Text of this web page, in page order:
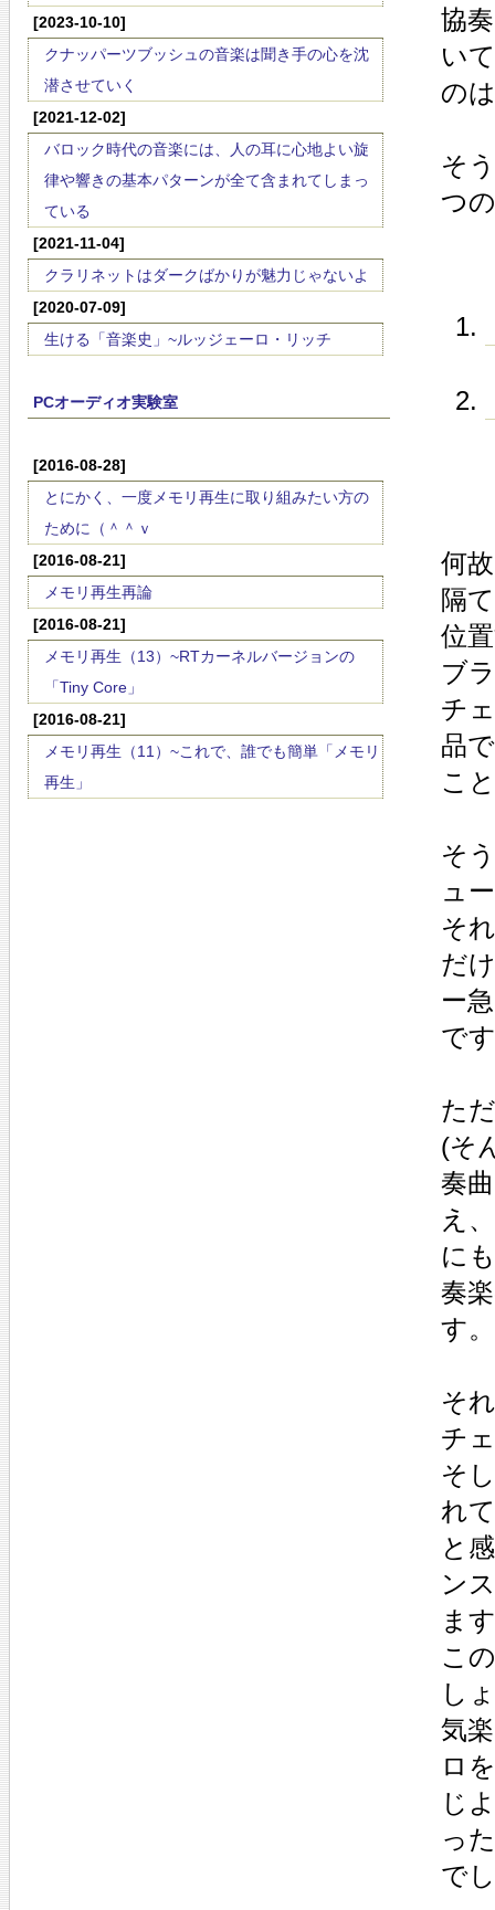
[2023-10-10]
クナッパーツブッシュの音楽は聞き手の心を沈
潜させていく
[2021-12-02]
バロック時代の音楽には、人の耳に心地よい旋
律や響きの基本パターンが全て含まれてしまっ
ている
[2021-11-04]
クラリネットはダークばかりが魅力じゃないよ
[2020-07-09]
生ける「音楽史」~ルッジェーロ・リッチ
PCオーディオ実験室
[2016-08-28]
とにかく、一度メモリ再生に取り組みたい方の
ために（＾＾ｖ
[2016-08-21]
メモリ再生再論
[2016-08-21]
メモリ再生（13）~RTカーネルバージョンの
「Tiny Core」
[2016-08-21]
メモリ再生（11）~これで、誰でも簡単「メモリ
再生」
協
い
の
そ
つ
何
隔
位
ブ
チ
品
こ
そ
ュ
そ
だ
ー
で
た
(そ
奏
え
に
奏
す。
そ
チ
そ
れ
と
ン
ま
こ
し
気
ロ
じ
っ
で